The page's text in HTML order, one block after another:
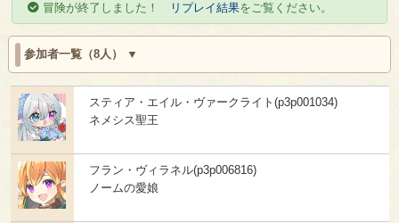
冒険が終了しました！ リプレイ結果をご覧ください。
参加者一覧（8人）
スティア・エイル・ヴァークライト(p3p001034)
ネメシス聖王
フラン・ヴィラネル(p3p006816)
ノームの愛娘